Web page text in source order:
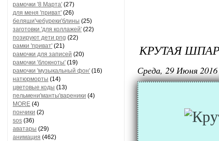
рамочки '8 Марта' (27)
для меня 'приват' (26)
беляши'чебуреки'блины (25)
заготовки 'для коллажей' (22)
позируют дети png (22)
рамки 'приват' (21)
рамочки для записей (20)
рамочки 'блокноты' (19)
рамочки 'музыкальный фон' (16)
натюрморты (14)
цветовые коды (13)
пельмени'манты'вареники (4)
MORE (4)
пончики (2)
sos (36)
аватары (29)
анимация (462)
КРУТАЯ
Среда, 29 Июня